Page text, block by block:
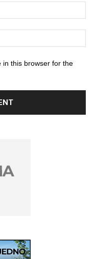
in this browser for the